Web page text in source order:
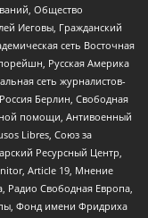
Общество
Иеговы, Гражданский
сеть Восточная
Русская Америка
сеть журналистов-
Берлин, Свободная
помощи, Антивоенный
Libres, Союз за
Ресурсный Центр,
Article 19, Мнение
Радио Свободная Европа,
Фонд имени Фридриха